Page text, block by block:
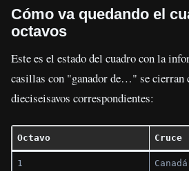
Cómo va quedando el
octavos
Este es el estado del cuadro con la
casillas con "ganador de…" se cierran
dieciseisavos correspondientes:
Octavo Cruce
1